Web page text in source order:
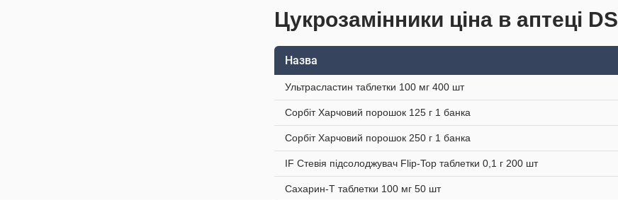
Цукрозамінники ціна в аптеці DS
Назва
Ультрасластин таблетки 100 мг 400 шт
Сорбіт Харчовий порошок 125 г 1 банка
Сорбіт Харчовий порошок 250 г 1 банка
IF Стевія підсолоджувач Flip-Top таблетки 0,1 г 200 шт
Сахарин-Т таблетки 100 мг 50 шт